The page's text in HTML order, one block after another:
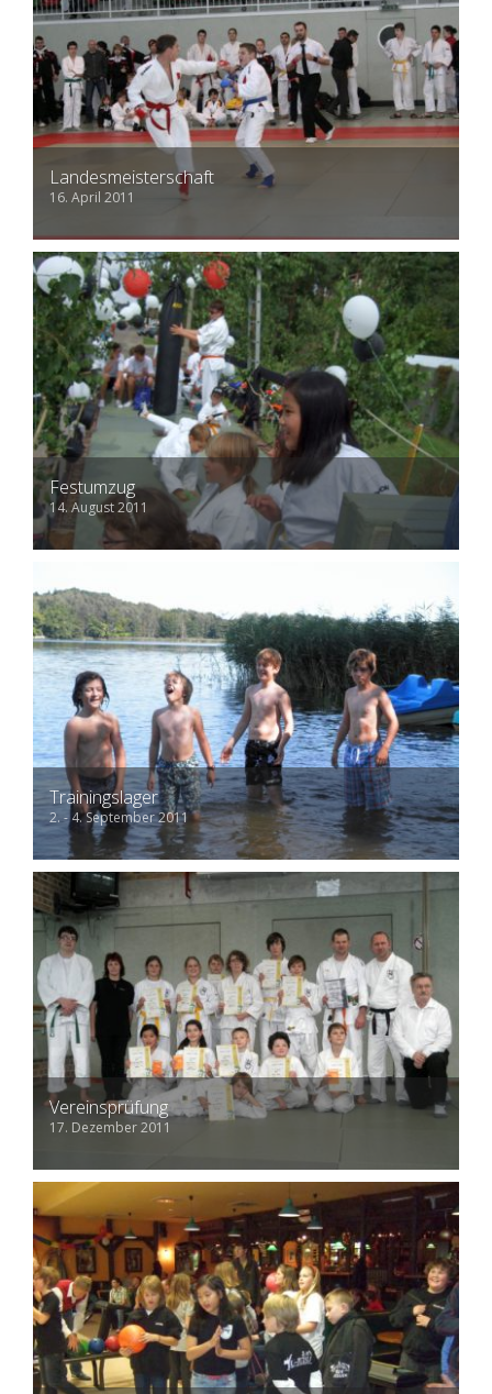
Landesmeisterschaft
16. April 2011
Festumzug
14. August 2011
Trainingslager
2. - 4. September 2011
Vereinsprüfung
17. Dezember 2011